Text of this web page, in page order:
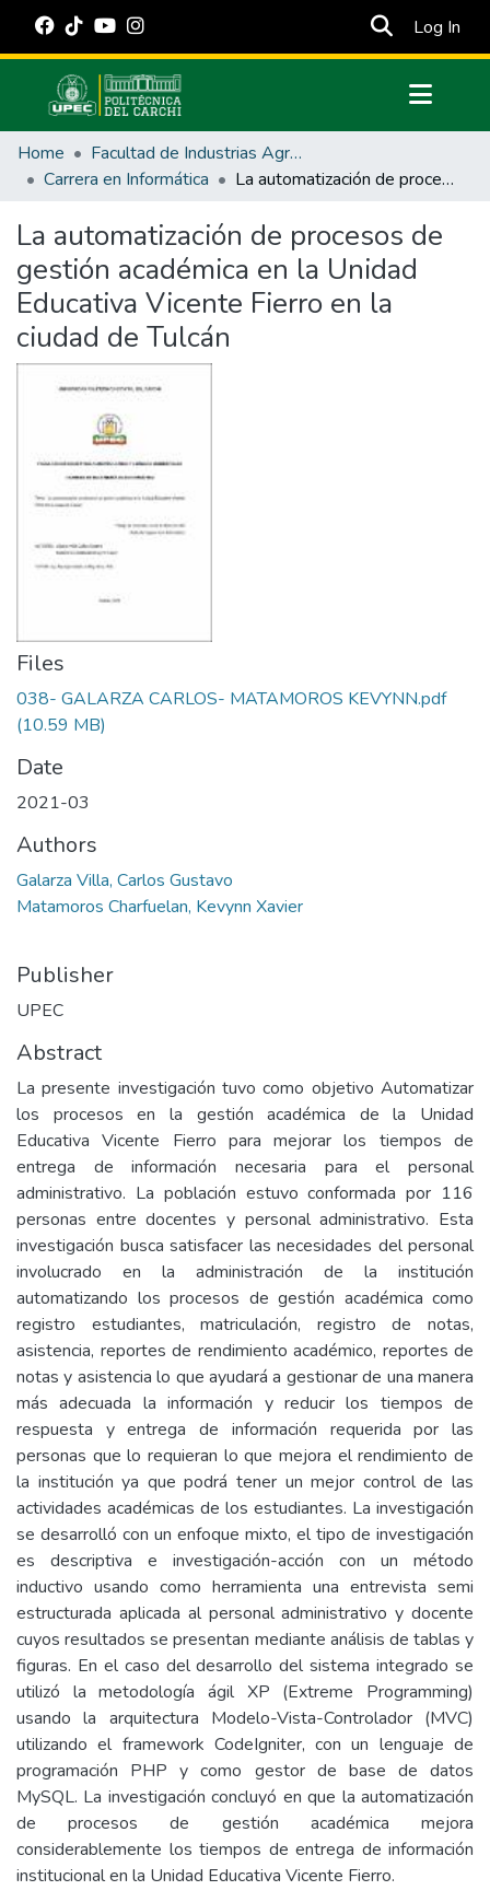
Log In
Communities & Collections
All of DSpace
Estadísticas Externas
Manuales
Home
Facultad de Industrias Agropecuarias y Ciencias Ambientales
Carrera en Informática
La automatización de procesos de gestión académica en la Unidad Educativa Vicente Fierro en la ciudad de Tulcán
La automatización de procesos de
gestión académica en la Unidad
Educativa Vicente Fierro en la
ciudad de Tulcán
Files
038- GALARZA CARLOS- MATAMOROS KEVYNN.pdf
(10.59 MB)
Date
2021-03
Authors
Galarza Villa, Carlos Gustavo
Matamoros Charfuelan, Kevynn Xavier
Publisher
UPEC
Abstract
La presente investigación tuvo como objetivo Automatizar
los procesos en la gestión académica de la Unidad
Educativa Vicente Fierro para mejorar los tiempos de
entrega de información necesaria para el personal
administrativo. La población estuvo conformada por 116
personas entre docentes y personal administrativo. Esta
investigación busca satisfacer las necesidades del personal
involucrado en la administración de la institución
automatizando los procesos de gestión académica como
registro estudiantes, matriculación, registro de notas,
asistencia, reportes de rendimiento académico, reportes de
notas y asistencia lo que ayudará a gestionar de una manera
más adecuada la información y reducir los tiempos de
respuesta y entrega de información requerida por las
personas que lo requieran lo que mejora el rendimiento de
la institución ya que podrá tener un mejor control de las
actividades académicas de los estudiantes. La investigación
se desarrolló con un enfoque mixto, el tipo de investigación
es descriptiva e investigación-acción con un método
inductivo usando como herramienta una entrevista semi
estructurada aplicada al personal administrativo y docente
cuyos resultados se presentan mediante análisis de tablas y
figuras. En el caso del desarrollo del sistema integrado se
utilizó la metodología ágil XP (Extreme Programming)
usando la arquitectura Modelo-Vista-Controlador (MVC)
utilizando el framework CodeIgniter, con un lenguaje de
programación PHP y como gestor de base de datos
MySQL. La investigación concluyó en que la automatización
de procesos de gestión académica mejora
considerablemente los tiempos de entrega de información
institucional en la Unidad Educativa Vicente Fierro.